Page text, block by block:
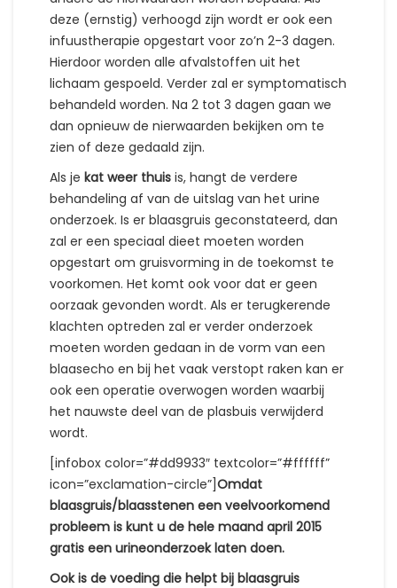
deze (ernstig) verhoogd zijn wordt er ook een
infuustherapie opgestart voor zo’n 2-3 dagen.
Hierdoor worden alle afvalstoffen uit het
lichaam gespoeld. Verder zal er symptomatisch
behandeld worden. Na 2 tot 3 dagen gaan we
dan opnieuw de nierwaarden bekijken om te
zien of deze gedaald zijn.
Als je kat weer thuis is, hangt de verdere
behandeling af van de uitslag van het urine
onderzoek. Is er blaasgruis geconstateerd, dan
zal er een speciaal dieet moeten worden
opgestart om gruisvorming in de toekomst te
voorkomen. Het komt ook voor dat er geen
oorzaak gevonden wordt. Als er terugkerende
klachten optreden zal er verder onderzoek
moeten worden gedaan in de vorm van een
blaasecho en bij het vaak verstopt raken kan er
ook een operatie overwogen worden waarbij
het nauwste deel van de plasbuis verwijderd
wordt.
[infobox color=”#dd9933″ textcolor=”#ffffff”
icon=”exclamation-circle”]Omdat
blaasgruis/blaasstenen een veelvoorkomend
probleem is kunt u de hele maand april 2015
gratis een urineonderzoek laten doen.
Ook is de voeding die helpt bij blaasgruis